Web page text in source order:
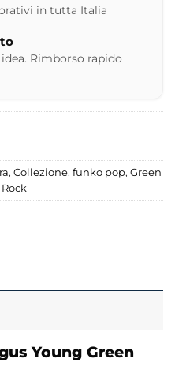
in tutta Italia
Rimborso rapido
, Collezione, funko pop, Green
Rock
Young Green